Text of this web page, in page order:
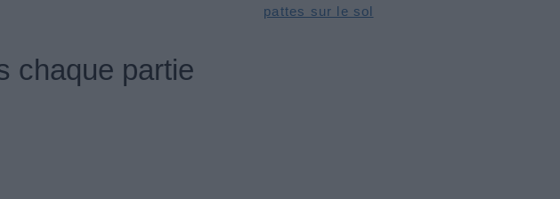
chaque partie
pattes sur le sol